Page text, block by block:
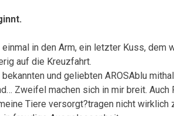
in den Arm, ein letzter Kuss, dem
auf die Kreuzfahrt.
und geliebten AROSAblu
Zweifel machen sich in mir breit. Auch
Tiere versorgt?tragen nicht wirklich